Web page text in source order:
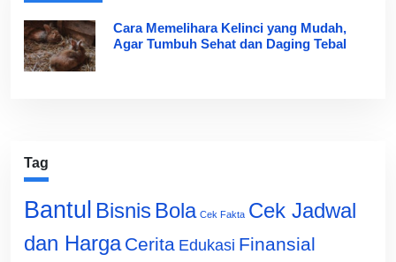
Cara Memelihara Kelinci yang Mudah,
Agar Tumbuh Sehat dan Daging Tebal
Tag
Bantul Bisnis Bola Cek Fakta Cek Jadwal
dan Harga Cerita Edukasi Finansial